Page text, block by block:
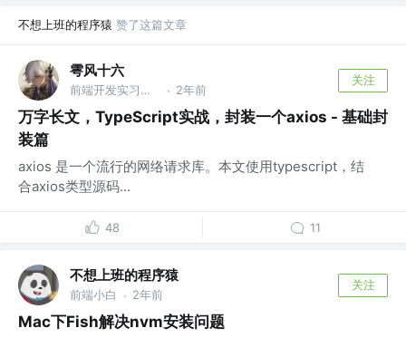
不想上班的程序猿 赞了这篇文章
雩风十六
前端开发实习生 @百度 | 美团 · 2年前
关注
万字长文，TypeScript实战，封装一个axios - 基础封
装篇
axios 是一个流行的网络请求库。本文使用typescript，结
合axios类型源码...
48 11
不想上班的程序猿
前端小白 · 2年前
关注
Mac下Fish解决nvm安装问题